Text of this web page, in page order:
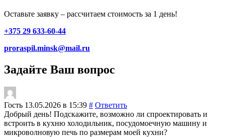
Оставьте заявку – рассчитаем стоимость за 1 день!
+375 29 633-60-44
proraspil.minsk@mail.ru
Задайте Ваш вопрос
Гость 13.05.2026 в 15:39 # Ответить
Добрый день! Подскажите, возможно ли спроектировать и
встроить в кухню холодильник, посудомоечную машину и
микроволновую печь по размерам моей кухни?